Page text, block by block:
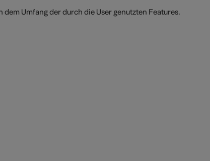
Umfang der durch die User genutzten Features.